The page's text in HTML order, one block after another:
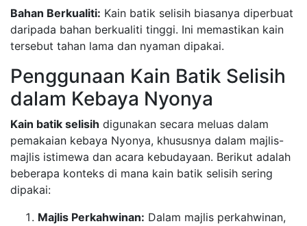
Bahan Berkualiti: Kain batik selisih biasanya diperbuat
daripada bahan berkualiti tinggi. Ini memastikan kain
tersebut tahan lama dan nyaman dipakai.
Penggunaan Kain Batik Selisih
dalam Kebaya Nyonya
Kain batik selisih digunakan secara meluas dalam
pemakaian kebaya Nyonya, khususnya dalam majlis-
majlis istimewa dan acara kebudayaan. Berikut adalah
beberapa konteks di mana kain batik selisih sering
dipakai:
Majlis Perkahwinan: Dalam majlis perkahwinan,